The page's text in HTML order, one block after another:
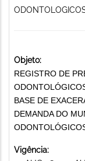
Objeto:
REGISTRO DE
BASE DE
DEMANDA DO
Vigência: